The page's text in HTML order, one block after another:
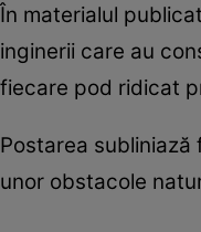
În materialul
inginerii care au
fiecare pod ridicat
Postarea
unor obstacole